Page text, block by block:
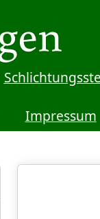
Impressum